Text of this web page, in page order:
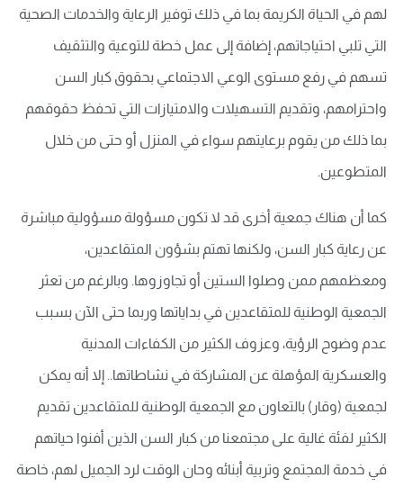
لهم في الحياة الكريمة بما في ذلك توفير الرعاية والخدمات الصحية
التي تلبي احتياجاتهم، إضافة إلى عمل خطة للتوعية والتثقيف
تسهم في رفع مستوى الوعي الاجتماعي بحقوق كبار السن
واحترامهم، وتقديم التسهيلات والامتيازات التي تحفظ حقوقهم
بما ذلك من يقوم برعايتهم سواء في المنزل أو حتى من خلال
المتطوعين.
كما أن هناك جمعية أخرى قد لا تكون مسؤولة مسؤولية مباشرة
عن رعاية كبار السن، ولكنها تهتم بشؤون المتقاعدين،
ومعظمهم ممن وصلوا الستين أو تجاوزوها. وبالرغم من تعثر
الجمعية الوطنية للمتقاعدين في بداياتها وربما حتى الآن بسبب
عدم وضوح الرؤية، وعزوف الكثير من الكفاءات المدنية
والعسكرية المؤهلة عن المشاركة في نشاطاتها.. إلا أنه يمكن
لجمعية (وقار) بالتعاون مع الجمعية الوطنية للمتقاعدين تقديم
الكثير لفئة غالية على مجتمعنا من كبار السن الذين أفنوا حياتهم
في خدمة المجتمع وتربية أبنائه وحان الوقت لرد الجميل لهم، خاصة